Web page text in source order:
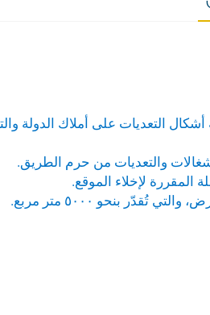
التعديات على أملاك الدولة
والتعديات من حرم الطريق.
بنحو ٥٠٠٠ متر مربع.